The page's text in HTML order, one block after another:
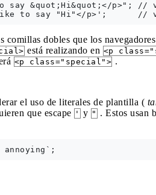
&quot;Hi&quot;</p>"; //
comillas dobles que los
está realizando en <p
<p class="special"> .
el uso de literales de plantilla (
que escape ' y " . Estos usan